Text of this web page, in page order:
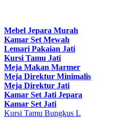
Mebel Jepara Murah
Kamar Set Mewah
Lemari Pakaian Jati
Kursi Tamu Jati
Meja Makan Marmer
Meja Direktur Minimalis
Meja Direktur Jati
Kamar Set Jati Jepara
Kamar Set Jati
Kursi Tamu Bungkus L